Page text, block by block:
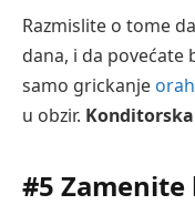
Razmislite o tome
dana, i da povećate
samo grickanje
u obzir.
#5